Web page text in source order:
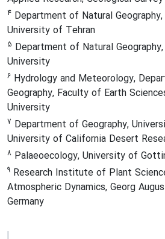
4 Department of Natural
University of Tehran
5 Department of Natural
University
6 Hydrology and Meteorology,
Geography, Faculty of Earth
University
7 Department of Geography,
University of California Desert
8 Palaeoecology, University of
9 Research Institute of Plant
Atmospheric Dynamics, Georg
Germany